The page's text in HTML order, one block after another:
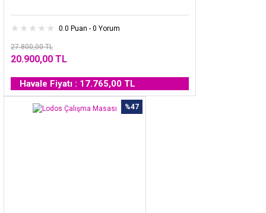
0.0 Puan - 0 Yorum
27.800,00 TL
20.900,00 TL
Havale Fiyatı : 17.765,00 TL
%47